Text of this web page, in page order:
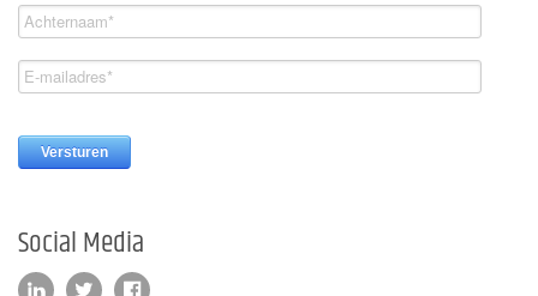
Social Media